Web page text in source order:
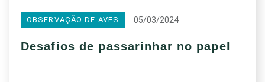
OBSERVAÇÃO DE AVES 05/03/2024
Desafios de passarinhar no papel